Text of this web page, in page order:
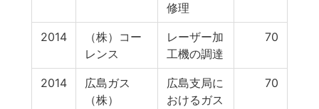
修理
2014
（株）コー
レンス
レーザー加
工機の調達
70
2014
広島ガス
（株）
広島支局に
おけるガス
70